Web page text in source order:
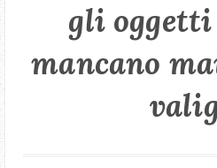
gli oggetti
mancano